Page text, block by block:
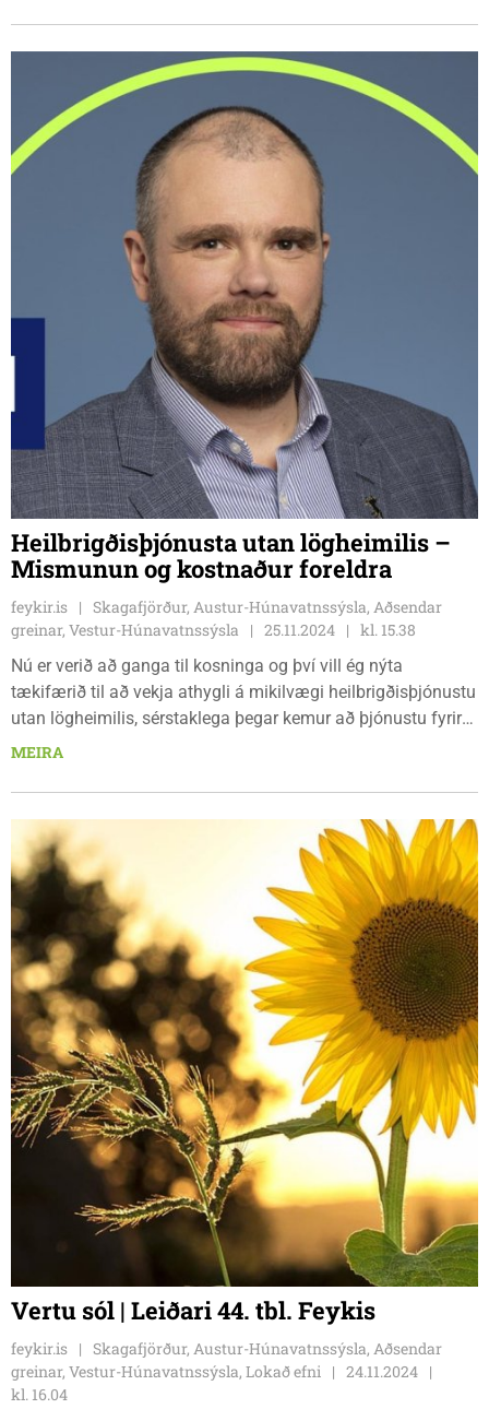
Heilbrigðisþjónusta utan lögheimilis –
Mismunun og kostnaður foreldra
feykir.is
Skagafjörður, Austur-Húnavatnssýsla, Aðsendar
greinar, Vestur-Húnavatnssýsla
25.11.2024
kl. 15.38
Nú er verið að ganga til kosninga og því vill ég nýta
tækifærið til að vekja athygli á mikilvægi heilbrigðisþjónustu
utan lögheimilis, sérstaklega þegar kemur að þjónustu fyrir
börn, kostnaður og álag á fjölskyldur sem þurfa að ferðast
að bæta og tryggja að allar fjölskyldur, óháð búsetu, fái
sanngjarna meðferð þegar kemur að aðgengi að
heilbrigðisþjónustu.
MEIRA
Vertu sól | Leiðari 44. tbl. Feykis
feykir.is
Skagafjörður, Austur-Húnavatnssýsla, Aðsendar
greinar, Vestur-Húnavatnssýsla, Lokað efni
24.11.2024
kl. 16.04